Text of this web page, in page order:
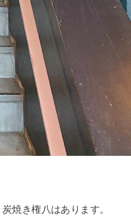
焼き権八はあります。